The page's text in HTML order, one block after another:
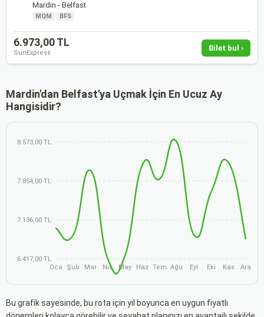
Mardin - Belfast
MQM · BFS
6.973,00 TL
SunExpress
Bilet bul ›
Mardin'dan Belfast'ya Uçmak İçin En Ucuz Ay
Hangisidir?
8.573,00 TL
7.854,00 TL
7.136,00 TL
6.417,00 TL
Oca
Şub Mar Nis May Haz Tem Ağu Eyl Eki Kas Ara
Bu grafik sayesinde, bu rota için yıl boyunca en uygun fiyatlı